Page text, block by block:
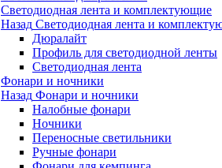
Светодиодная лента и комплектующие
Назад Светодиодная лента и
Дюралайт
Профиль для светодиодной ленты
Светодиодная лента
Фонари и ночники
Назад Фонари и ночники
Налобные фонари
Ночники
Переносные светильники
Ручные фонари